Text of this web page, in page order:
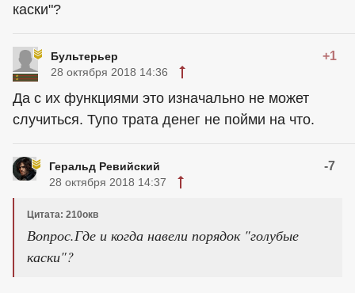
каски"?
Бультерьер +1
28 октября 2018 14:36
Да с их функциями это изначально не может
случиться. Тупо трата денег не пойми на что.
Геральд Ревийский -7
28 октября 2018 14:37
Цитата: 210окв
Вопрос.Где и когда навели порядок "голубые
каски"?